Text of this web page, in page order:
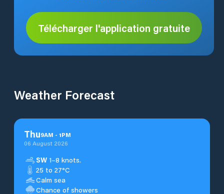
Télécharger l'application gratuite
Weather Forecast
Thu9AM - 1PM
06 August 2026
SW 1–8 knots.
25 to 27°C
Calm sea
Chance of showers